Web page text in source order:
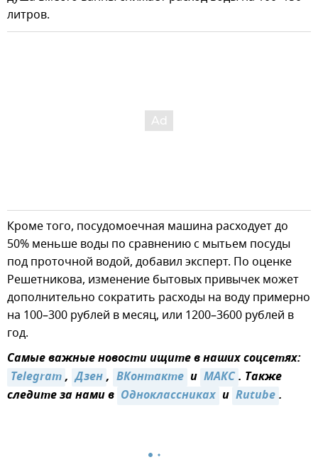
литров.
Кроме того, посудомоечная машина расходует до
50% меньше воды по сравнению с мытьем посуды
под проточной водой, добавил эксперт. По оценке
Решетникова, изменение бытовых привычек может
дополнительно сократить расходы на воду примерно
на 100–300 рублей в месяц, или 1200–3600 рублей в
год.
Самые важные новости ищите в наших соцсетях:
Telegram, Дзен, ВКонтакте и MAКС. Также
следите за нами в Одноклассниках и Rutube.